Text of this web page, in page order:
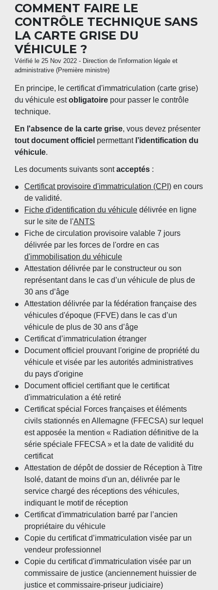
COMMENT FAIRE LE
CONTRÔLE TECHNIQUE SANS
LA CARTE GRISE DU
VÉHICULE ?
Vérifié le 25 Nov 2022 - Direction de l'information légale et
administrative (Première ministre)
En principe, le certificat d'immatriculation (carte grise)
du véhicule estobligatoire pour passer le contrôle
technique.
En l'absence de la carte grise, vous devez présenter
tout document officiel permettant l’identification du
véhicule.
Les documents suivants sontacceptés :
Certificat provisoire d'immatriculation (CPI) en cours
de validité.
Fiche d'identification du véhicule délivrée en ligne
sur le site de l'ANTS
Fiche de circulation provisoire valable 7 jours
délivrée par les forces de l'ordre en cas
d'immobilisation du véhicule
Attestation délivrée par le constructeur ou son
représentant dans le cas d’un véhicule de plus de
30 ans d’âge
Attestation délivrée par la fédération française des
véhicules d'époque (FFVE) dans le cas d’un
véhicule de plus de 30 ans d’âge
Certificat d’immatriculation étranger
Document officiel prouvant l'origine de propriété du
véhicule et visée par les autorités administratives
du pays d'origine
Document officiel certifiant que le certificat
d'immatriculation a été retiré
Certificat spécial Forces françaises et éléments
civils stationnés en Allemagne (FFECSA) sur lequel
est apposée la mention « Radiation définitive de la
série spéciale FFECSA » et la date de validité du
certificat
Attestation de dépôt de dossier de Réception à Titre
Isolé, datant de moins d'un an, délivrée par le
service chargé des réceptions des véhicules,
indiquant le motif de réception
Certificat d'immatriculation barré par l’ancien
propriétaire du véhicule
Copie du certificat d’immatriculation visée par un
vendeur professionnel
Copie du certificat d'immatriculation visée par un
commissaire de justice (anciennement huissier de
justice et commissaire-priseur judiciaire)